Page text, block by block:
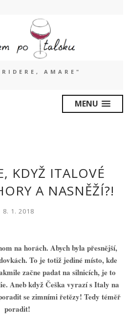
AMARE"
MENU
KDYŽ ITALOVÉ
A NASNĚŽÍ?!
8. 1. 2018
na horách. Abych byla přesnější,
To je totiž jediné místo, kde
začne padat na silnicích, je to
Aneb když Češka vyrazí s Italy na
se zimnímiřetězy! Tedy téměř
poradit!